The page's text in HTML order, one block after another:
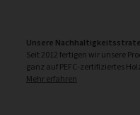
Unsere
Seit 2012 fertigen wir unsere
ganz auf PEFC-zertifiziertes
Mehr erfahren